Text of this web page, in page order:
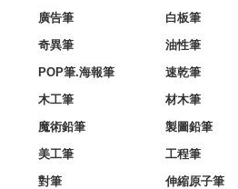
廣告筆 白板筆
奇異筆 油性筆
POP筆.海報筆 速乾筆
木工筆 材木筆
魔術鉛筆 製圖鉛筆
美工筆 工程筆
對筆 伸縮原子筆